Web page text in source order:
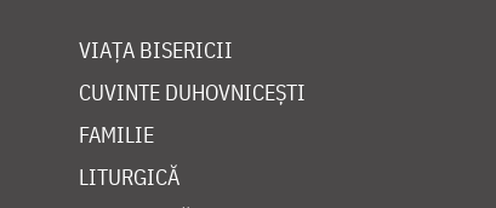
VIAȚA BISERICII
CUVINTE DUHOVNICEȘTI
FAMILIE
LITURGICĂ